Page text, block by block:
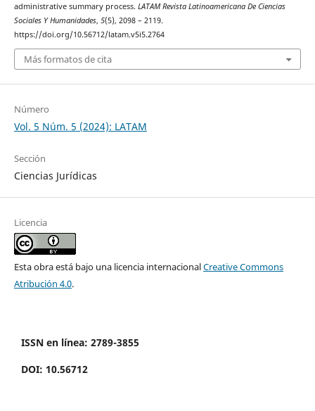
administrative summary process. LATAM Revista Latinoamericana De Ciencias
Sociales Y Humanidades, 5(5), 2098 – 2119.
https://doi.org/10.56712/latam.v5i5.2764
Más formatos de cita
Número
Vol. 5 Núm. 5 (2024): LATAM
Sección
Ciencias Jurídicas
Licencia
Esta obra está bajo una licencia internacionalCreative Commons
Atribución 4.0.
ISSN en línea: 2789-3855
DOI: 10.56712